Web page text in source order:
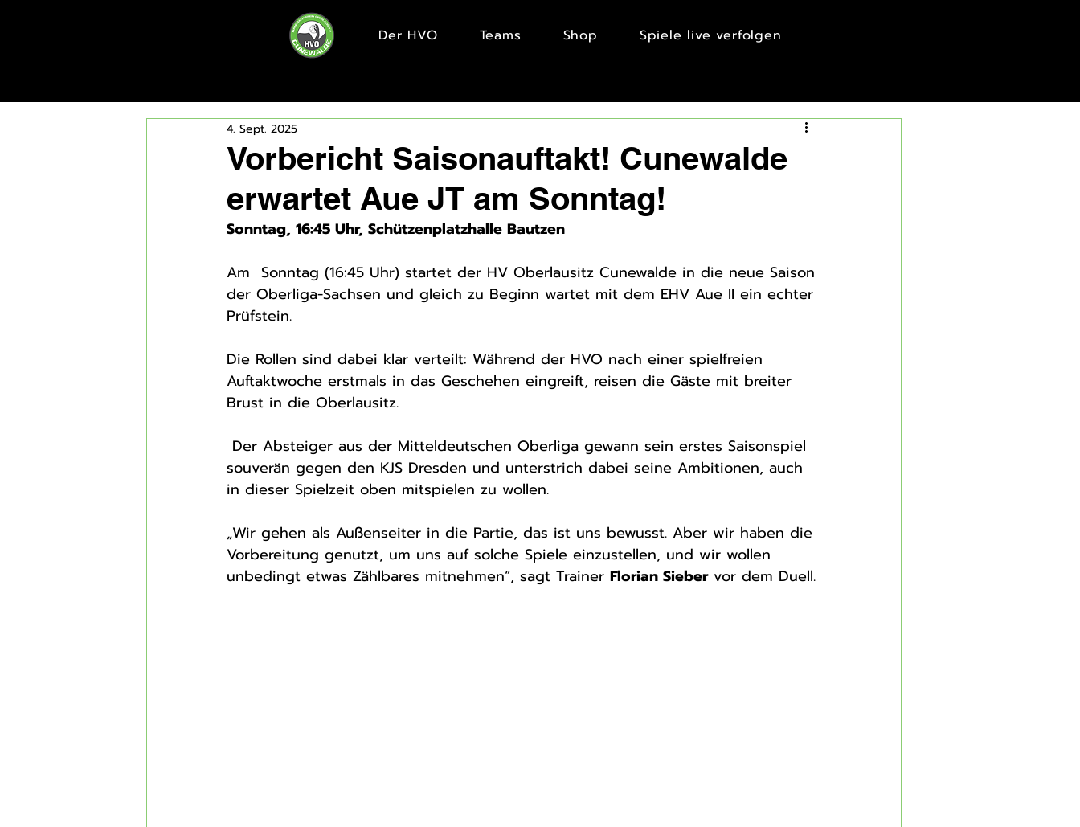
Der HVO Teams Shop Spiele live verfolgen
Vorbericht Saisonauftakt! Cunewalde
erwartet Aue JT am Sonntag!
4. Sept. 2025
Sonntag, 16:45 Uhr, Schützenplatzhalle Bautzen
Am  Sonntag (16:45 Uhr) startet der HV Oberlausitz Cunewalde in die neue Saison
der Oberliga-Sachsen und gleich zu Beginn wartet mit dem EHV Aue II ein echter
Prüfstein.
Die Rollen sind dabei klar verteilt: Während der HVO nach einer spielfreien
Auftaktwoche erstmals in das Geschehen eingreift, reisen die Gäste mit breiter
Brust in die Oberlausitz.
souverän gegen den KJS Dresden und unterstrich dabei seine Ambitionen, auch
in dieser Spielzeit oben mitspielen zu wollen.
„Wir gehen als Außenseiter in die Partie, das ist uns bewusst. Aber wir haben die
Vorbereitung genutzt, um uns auf solche Spiele einzustellen, und wir wollen
unbedingt etwas Zählbares mitnehmen“, sagt Trainer Florian Sieber vor dem Duell.